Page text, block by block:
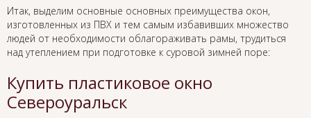
Итак, выделим основные основных преимущества окон,
изготовленных из ПВХ и тем самым избавивших множество
людей от необходимости облагораживать рамы, трудиться
над утеплением при подготовке к суровой зимней поре:
Купить пластиковое окно
Североуральск